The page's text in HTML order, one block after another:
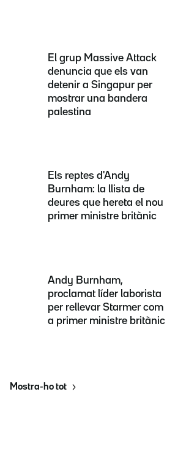
El grup Massive Attack
denuncia que els van
detenir a Singapur per
mostrar una bandera
palestina
Els reptes d'Andy
Burnham: la llista de
deures que hereta el nou
primer ministre britànic
Andy Burnham,
proclamat líder laborista
per rellevar Starmer com
a primer ministre britànic
Mostra-ho tot